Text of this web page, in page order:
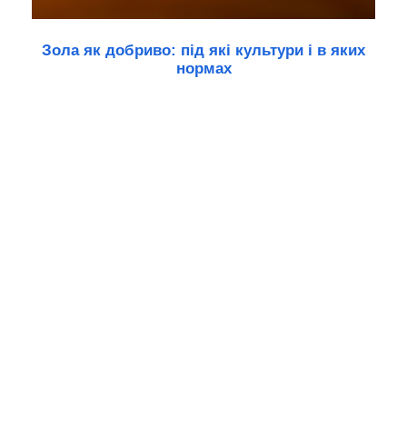
Зола як добриво: під які культури і в яких
нормах